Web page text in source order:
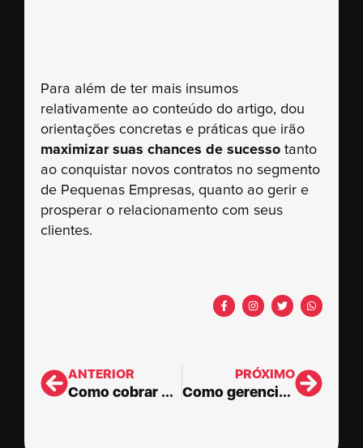
Para além de ter mais insumos
relativamente ao conteúdo do artigo, dou
orientações concretas e práticas que irão
maximizar suas chances de sucesso tanto
ao conquistar novos contratos no segmento
de Pequenas Empresas, quanto ao gerir e
prosperar o relacionamento com seus
clientes.
ANTERIOR
Como cobrar meu cliente: horas de Consultoria ou produto fechado?
PRÓXIMO
Como gerenciar as Horas de Consultoria